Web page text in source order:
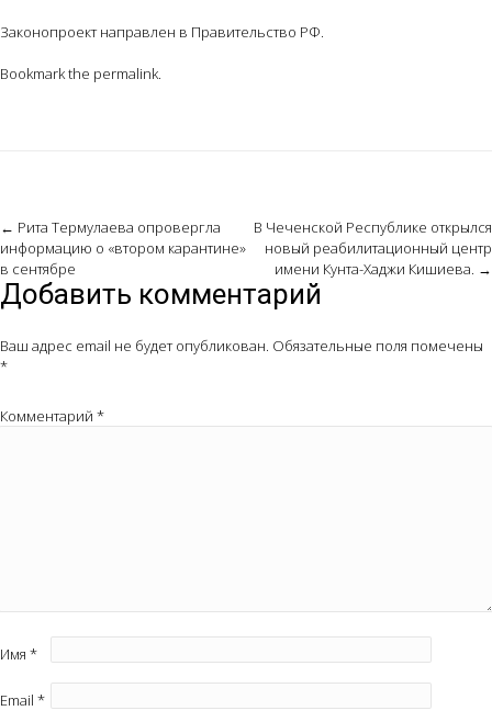
Законопроект направлен в Правительство РФ.
Bookmark the permalink.
Post
navigation
← Рита Термулаева опровергла
информацию о «втором карантине»
в сентябре
В Чеченской Республике открылся
новый реабилитационный центр
имени Кунта-Хаджи Кишиева. →
Добавить комментарий
Ваш адрес email не будет опубликован. Обязательные поля помечены
*
Комментарий *
Имя *
Email *